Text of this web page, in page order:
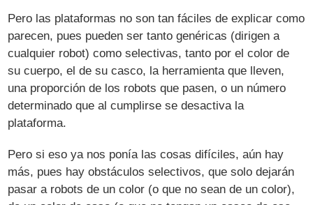
Pero las plataformas no son tan fáciles de explicar como
parecen, pues pueden ser tanto genéricas (dirigen a
cualquier robot) como selectivas, tanto por el color de
su cuerpo, el de su casco, la herramienta que lleven,
una proporción de los robots que pasen, o un número
determinado que al cumplirse se desactiva la
plataforma.
Pero si eso ya nos ponía las cosas difíciles, aún hay
más, pues hay obstáculos selectivos, que solo dejarán
pasar a robots de un color (o que no sean de un color),